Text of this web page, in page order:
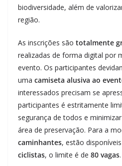
biodiversidade, além de
região.
As inscrições são totalmente
realizadas de forma digital por
evento. Os participantes
uma camiseta alusiva ao
interessados precisam se
participantes é estritamente
segurança de todos e
área de preservação. Para a
caminhantes, estão disponíveis
ciclistas, o limite é de 80 vagas.